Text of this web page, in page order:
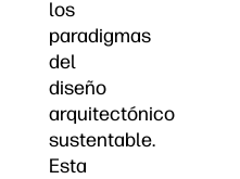
los
paradigmas
del
diseño
arquitectónico
sustentable.
Esta